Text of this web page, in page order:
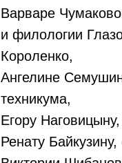
Варваре
и филологии
Короленко,
Ангелине
техникума,
Егору
Ренату